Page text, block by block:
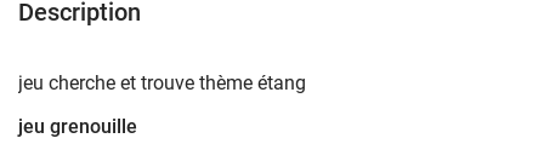
Description
jeu cherche et trouve thème étang
jeu grenouille